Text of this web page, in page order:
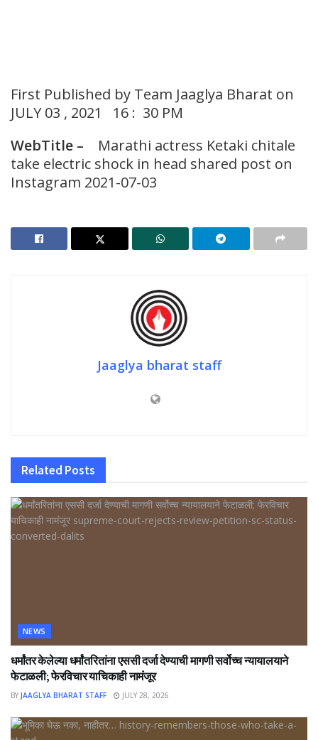
First Published by Team Jaaglya Bharat on
JULY 03 , 2021 16 : 30 PM
WebTitle –
Marathi actress Ketaki chitale
take electric shock in head shared post on
Instagram 2021-07-03
Jaaglya bharat staff
Related Posts
NEWS
धर्मांतर केलेल्या धर्मांतरितांना एससी दर्जा देण्याची मागणी सर्वोच्च न्यायालयाने
फेटाळली; फेरविचार याचिकाही नामंजूर
BY JAAGLYA BHARAT STAFF JULY 28, 2026